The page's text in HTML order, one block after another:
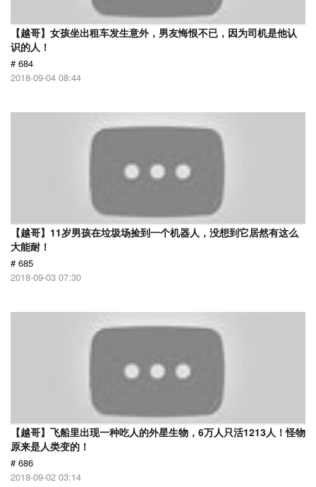
【越哥】女孩坐出租车发生意外，男友悔恨不已，因为司机是他认
识的人！
# 684
2018-09-04 08:44
【越哥】11岁男孩在垃圾场捡到一个机器人，没想到它居然有这么
大能耐！
# 685
2018-09-03 07:30
【越哥】飞船里出现一种吃人的外星生物，6万人只活1213人！怪物
原来是人类变的！
# 686
2018-09-02 03:14